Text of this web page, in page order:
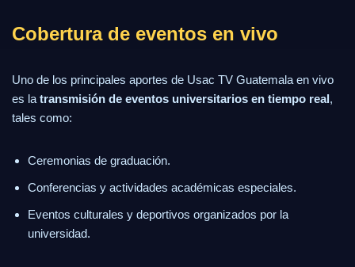
Cobertura de eventos en vivo
Uno de los principales aportes de Usac TV Guatemala en vivo
es la transmisión de eventos universitarios en tiempo real,
tales como:
Ceremonias de graduación.
Conferencias y actividades académicas especiales.
Eventos culturales y deportivos organizados por la
universidad.